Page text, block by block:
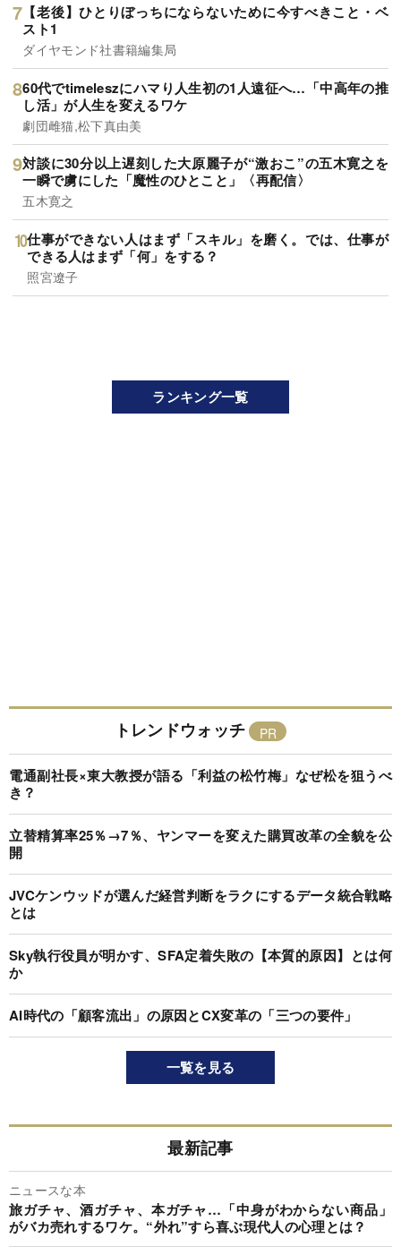
【老後】ひとりぼっちにならないために今すべきこと・ベ
スト1
ダイヤモンド社書籍編集局
60代でtimeleszにハマり人生初の1人遠征へ…「中高年の推
し活」が人生を変えるワケ
劇団雌猫,松下真由美
対談に30分以上遅刻した大原麗子が“激おこ”の五木寛之を
一瞬で虜にした「魔性のひとこと」〈再配信〉
五木寛之
仕事ができない人はまず「スキル」を磨く。では、仕事が
できる人はまず「何」をする？
照宮遼子
ランキング一覧
トレンドウォッチ
電通副社長×東大教授が語る「利益の松竹梅」なぜ松を狙うべ
き？
立替精算率25％→7％、ヤンマーを変えた購買改革の全貌を公
開
JVCケンウッドが選んだ経営判断をラクにするデータ統合戦略
とは
Sky執行役員が明かす、SFA定着失敗の【本質的原因】とは何
か
AI時代の「顧客流出」の原因とCX変革の「三つの要件」
一覧を見る
最新記事
ニュースな本
旅ガチャ、酒ガチャ、本ガチャ…「中身がわからない商品」
がバカ売れするワケ。“外れ”すら喜ぶ現代人の心理とは？